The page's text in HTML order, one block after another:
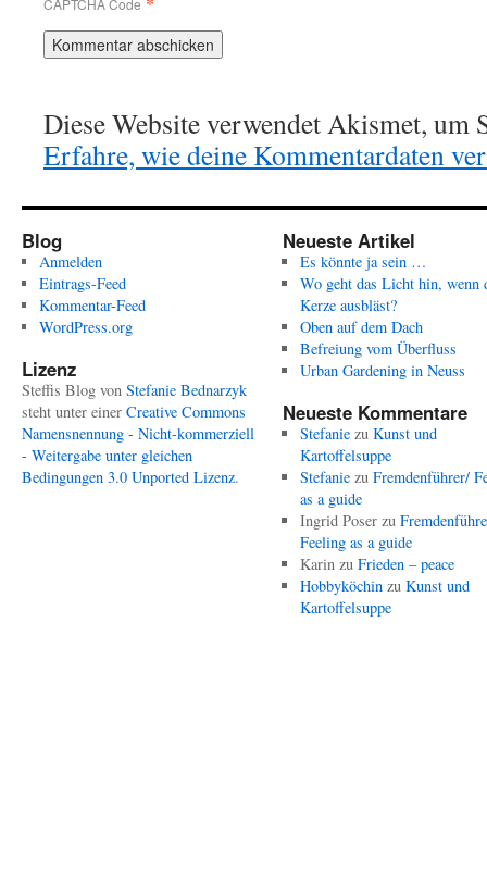
Diese Website verwendet Akismet, um
Erfahre, wie deine Kommentardaten
Blog
Anmelden
Eintrags-Feed
Kommentar-Feed
WordPress.org
Lizenz
Steffis Blog von Stefanie Bednarzyk
steht unter einer Creative Commons
Namensnennung - Nicht-kommerziell
- Weitergabe unter gleichen
Bedingungen 3.0 Unported Lizenz.
Neueste Artikel
Es könnte ja sein …
Wo geht das Licht hin, wenn
Kerze ausbläst?
Oben auf dem Dach
Befreiung vom Überfluss
Urban Gardening in Neuss
Neueste Kommentare
Stefaniezu Kunst und
Kartoffelsuppe
Stefaniezu Fremdenführer/
as a guide
Ingrid Poserzu
Feeling as a guide
Karin zu Frieden – peace
Hobbyköchinzu Kunst und
Kartoffelsuppe